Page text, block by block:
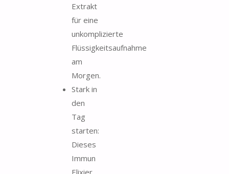
Extrakt
für eine
unkomplizierte
Flüssigkeitsaufnahme
am
Morgen.
Stark in
den
Tag
starten:
Dieses
Immun
Elixier